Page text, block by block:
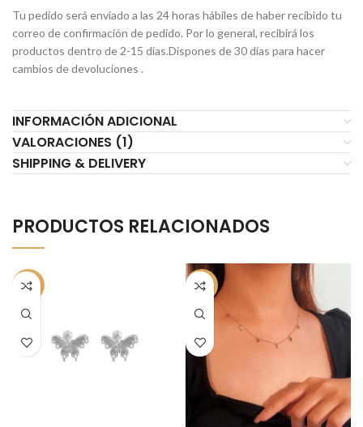
Tu pedido será enviado a las 24 horas hábiles de haber recibido tu
correo de confirmación de pedido. Por lo general, recibirá los
productos dentro de 2-15 días.Dispones de 30 días para hacer
cambios de devoluciones .
INFORMACIÓN ADICIONAL
VALORACIONES (1)
SHIPPING & DELIVERY
PRODUCTOS RELACIONADOS
-50% -50%